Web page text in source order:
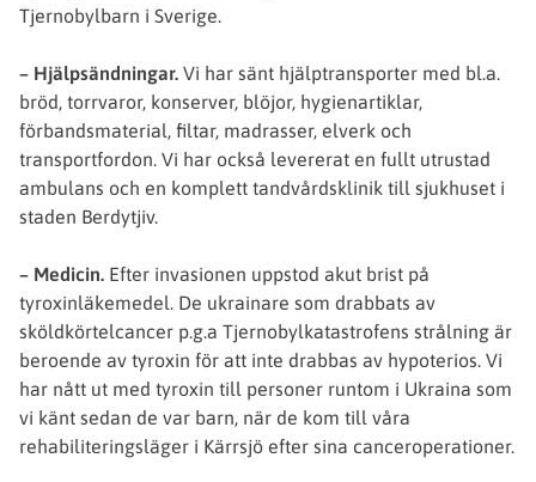
Tjernobylbarn i Sverige.
– Hjälpsändningar. Vi har sänt hjälptransporter med bl.a.
bröd, torrvaror, konserver, blöjor, hygienartiklar,
förbandsmaterial, filtar, madrasser, elverk och
transportfordon. Vi har också levererat en fullt utrustad
ambulans och en komplett tandvårdsklinik till sjukhuset i
staden Berdytjiv.
– Medicin. Efter invasionen uppstod akut brist på
tyroxinläkemedel. De ukrainare som drabbats av
sköldkörtelcancer p.g.a Tjernobylkatastrofens strålning är
beroende av tyroxin för att inte drabbas av hypoterios. Vi
har nått ut med tyroxin till personer runtom i Ukraina som
vi känt sedan de var barn, när de kom till våra
rehabiliteringsläger i Kärrsjö efter sina canceroperationer.